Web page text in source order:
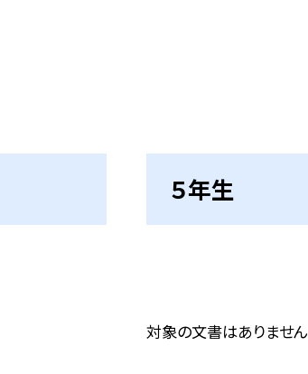
５年生
対象の文書はありません